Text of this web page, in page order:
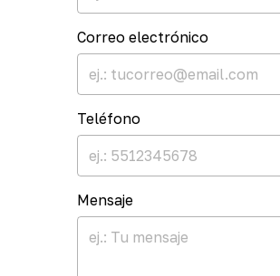
Correo electrónico
Teléfono
Mensaje